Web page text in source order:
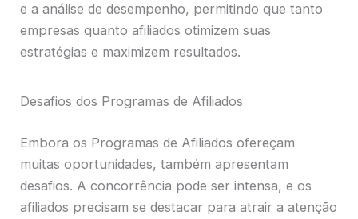
e a análise de desempenho, permitindo que tanto
empresas quanto afiliados otimizem suas
estratégias e maximizem resultados.
Desafios dos Programas de Afiliados
Embora os Programas de Afiliados ofereçam
muitas oportunidades, também apresentam
desafios. A concorrência pode ser intensa, e os
afiliados precisam se destacar para atrair a atenção